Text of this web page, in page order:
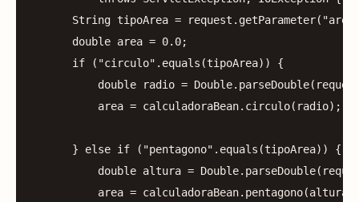
String tipoArea = request . getParameter(
double area = 0.0;
if
( "circulo" . equals (tipoArea))
{
double
radio = Double. parseDouble(
area = calculadoraBean. circulo( radio);
} else if ( "pentagono" . equals (tipoArea))
{
double altura = Double. parseDouble(
area = calculadoraBean. pentagono(altura